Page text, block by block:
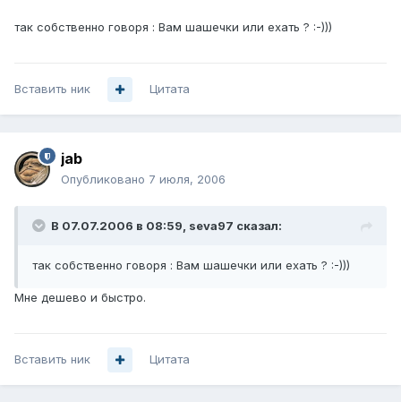
так собственно говоря : Вам шашечки или ехать ? :-)))
Вставить ник Цитата
jab
Опубликовано 7 июля, 2006
В 07.07.2006 в 08:59, seva97 сказал:
так собственно говоря : Вам шашечки или ехать ? :-)))
Мне дешево и быстро.
Вставить ник Цитата